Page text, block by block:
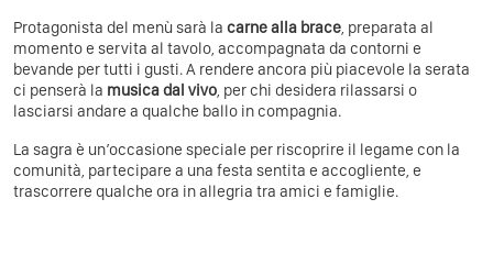
Protagonista del menù sarà la carne alla brace , preparata al
momento e servita al tavolo, accompagnata da contorni e
bevande per tutti i gusti. A rendere ancora più piacevole la serata
ci penserà la musica dal vivo , per chi desidera rilassarsi o
lasciarsi andare a qualche ballo in compagnia.
La sagra è un’occasione speciale per riscoprire il legame con la
comunità, partecipare a una festa sentita e accogliente, e
trascorrere qualche ora in allegria tra amici e famiglie.